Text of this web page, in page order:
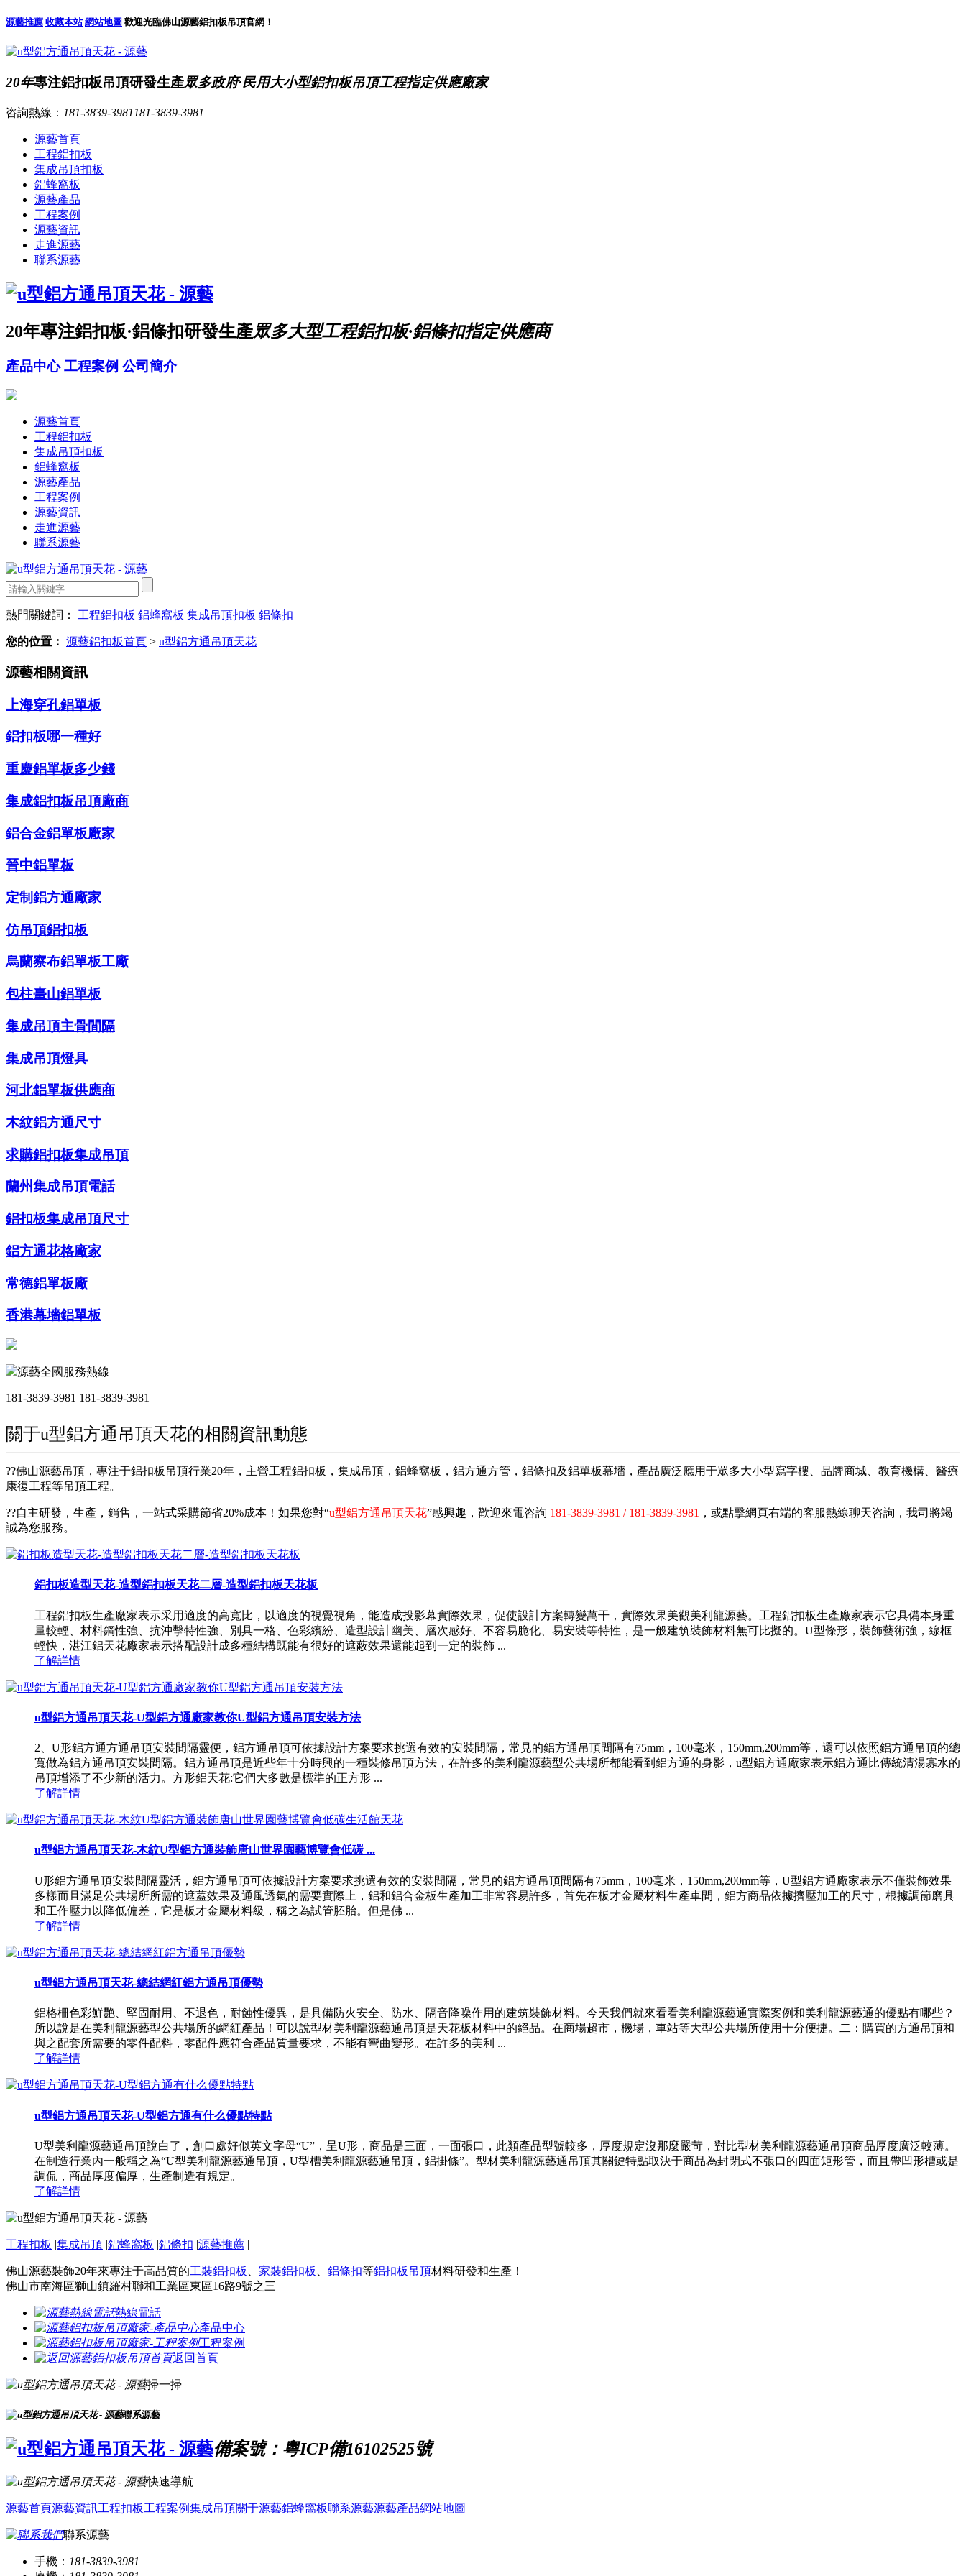
源藝推薦 收藏本站 網站地圖 歡迎光臨佛山源藝鋁扣板吊頂官網！
20年專注鋁扣板吊頂研發生產眾多政府·民用大小型鋁扣板吊頂工程指定供應廠家
咨詢熱線： 181-3839-3981 181-3839-3981
源藝首頁
工程鋁扣板
集成吊頂扣板
鋁蜂窩板
源藝產品
工程案例
源藝資訊
走進源藝
聯系源藝
20年專注鋁扣板·鋁條扣研發生產眾多大型工程鋁扣板·鋁條扣指定供應商
產品中心 工程案例 公司簡介
源藝首頁
工程鋁扣板
集成吊頂扣板
鋁蜂窩板
源藝產品
工程案例
源藝資訊
走進源藝
聯系源藝
熱門關鍵詞： 工程鋁扣板 鋁蜂窩板 集成吊頂扣板 鋁條扣
您的位置： 源藝鋁扣板首頁 > u型鋁方通吊頂天花
源藝相關資訊
上海穿孔鋁單板
鋁扣板哪一種好
重慶鋁單板多少錢
集成鋁扣板吊頂廠商
鋁合金鋁單板廠家
晉中鋁單板
定制鋁方通廠家
仿吊頂鋁扣板
烏蘭察布鋁單板工廠
包柱臺山鋁單板
集成吊頂主骨間隔
集成吊頂燈具
河北鋁單板供應商
木紋鋁方通尺寸
求購鋁扣板集成吊頂
蘭州集成吊頂電話
鋁扣板集成吊頂尺寸
鋁方通花格廠家
常德鋁單板廠
香港幕墻鋁單板
源藝全國服務熱線
181-3839-3981 181-3839-3981
關于u型鋁方通吊頂天花的相關資訊動態
??佛山源藝吊頂，專注于鋁扣板吊頂行業20年，主營工程鋁扣板，集成吊頂，鋁蜂窩板，鋁方通方管，鋁條扣及鋁單板幕墻，產品廣泛應用于眾多大小型寫字樓、品牌商城、教育機構、醫療
康復工程等吊頂工程。
??自主研發，生產，銷售，一站式采購節省20%成本！如果您對“u型鋁方通吊頂天花”感興趣，歡迎來電咨詢 181-3839-3981 / 181-3839-3981 ，或點擊網頁右端的客服熱線聊天咨詢，我司將竭
誠為您服務。
鋁扣板造型天花-造型鋁扣板天花二層-造型鋁扣板天花板
工程鋁扣板生產廠家表示采用適度的高寬比，以適度的視覺視角，能造成投影幕實際效果，促使設計方案轉變萬干，實際效果美觀美利龍源藝。工程鋁扣板生產廠家表示它具備本身重
量較輕、材料鋼性強、抗沖擊特性強、別具一格、色彩繽紛、造型設計幽美、層次感好、不容易脆化、易安裝等特性，是一般建筑裝飾材料無可比擬的。U型條形，裝飾藝術強，線框
輕快，湛江鋁天花廠家表示搭配設計成多種結構既能有很好的遮蔽效果還能起到一定的裝飾 ...
了解詳情
u型鋁方通吊頂天花-U型鋁方通廠家教你U型鋁方通吊頂安裝方法
2、U形鋁方通方通吊頂安裝間隔靈便，鋁方通吊頂可依據設計方案要求挑選有效的安裝間隔，常見的鋁方通吊頂間隔有75mm，100毫米，150mm,200mm等，還可以依照鋁方通吊頂的總
寬做為鋁方通吊頂安裝間隔。鋁方通吊頂是近些年十分時興的一種裝修吊頂方法，在許多的美利龍源藝型公共場所都能看到鋁方通的身影，u型鋁方通廠家表示鋁方通比傳統清湯寡水的
吊頂增添了不少新的活力。方形鋁天花:它們大多數是標準的正方形 ...
了解詳情
u型鋁方通吊頂天花-木紋U型鋁方通裝飾唐山世界園藝博覽會低碳 ...
U形鋁方通吊頂安裝間隔靈活，鋁方通吊頂可依據設計方案要求挑選有效的安裝間隔，常見的鋁方通吊頂間隔有75mm，100毫米，150mm,200mm等，U型鋁方通廠家表示不僅裝飾效果
多樣而且滿足公共場所所需的遮蓋效果及通風透氣的需要實際上，鋁和鋁合金板生產加工非常容易許多，首先在板才金屬材料生產車間，鋁方商品依據擠壓加工的尺寸，根據調節磨具
和工作壓力以降低偏差，它是板才金屬材料級，稱之為試管胚胎。但是佛 ...
了解詳情
u型鋁方通吊頂天花-總結網紅鋁方通吊頂優勢
鋁格柵色彩鮮艷、堅固耐用、不退色，耐蝕性優異，是具備防火安全、防水、隔音降噪作用的建筑裝飾材料。今天我們就來看看美利龍源藝通實際案例和美利龍源藝通的優點有哪些？
所以說是在美利龍源藝型公共場所的網紅產品！可以說型材美利龍源藝通吊頂是天花板材料中的絕品。在商場超市，機場，車站等大型公共場所使用十分便捷。二：購買的方通吊頂和
與之配套所需要的零件配料，零配件應符合產品質量要求，不能有彎曲變形。在許多的美利 ...
了解詳情
u型鋁方通吊頂天花-U型鋁方通有什么優點特點
U型美利龍源藝通吊頂說白了，創口處好似英文字母“U”，呈U形，商品是三面，一面張口，此類產品型號較多，厚度規定沒那麼嚴苛，對比型材美利龍源藝通吊頂商品厚度廣泛較薄。
在制造行業內一般稱之為“U型美利龍源藝通吊頂，U型槽美利龍源藝通吊頂，鋁掛條”。型材美利龍源藝通吊頂其關鍵特點取決于商品為封閉式不張口的四面矩形管，而且帶凹形槽或是
調侃，商品厚度偏厚，生產制造有規定。
了解詳情
工程扣板 |集成吊頂 |鋁蜂窩板 |鋁條扣 |源藝推薦 |
佛山源藝裝飾20年來專注于高品質的工裝鋁扣板 家裝鋁扣板 鋁條扣等鋁扣板吊頂材料研發和生產！
佛山市南海區獅山鎮羅村聯和工業區東區16路9號之三
熱線電話
產品中心
工程案例
返回首頁
掃一掃
聯系源藝
備案號：粵ICP備16102525號
快速導航
源藝首頁源藝資訊工程扣板工程案例集成吊頂關于源藝鋁蜂窩板聯系源藝源藝產品網站地圖
聯系源藝
手機： 181-3839-3981